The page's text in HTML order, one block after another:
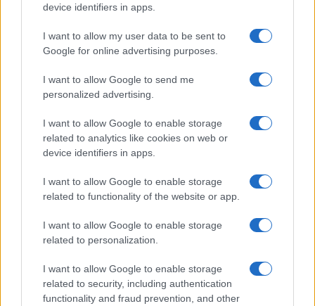
device identifiers in apps.
I want to allow my user data to be sent to
Google for online advertising purposes.
I want to allow Google to send me
personalized advertising.
I want to allow Google to enable storage
related to analytics like cookies on web or
device identifiers in apps.
I want to allow Google to enable storage
related to functionality of the website or app.
I want to allow Google to enable storage
related to personalization.
I want to allow Google to enable storage
related to security, including authentication
functionality and fraud prevention, and other
Számos népszerű Samsung Galaxy készülék kimarad a One
iPhone 18 bemutató dátum - ekkor rántja le a leplet az
Az Android rejtett automatizmusai: hat funkció, amely
észrevétlenül könnyíti meg a mindennapokat
Ez a rejtett Samsung funkció teljesen megváltoztatja a
mobilhasználatot – sokan mégsem tudnak róla
A Galaxy S25 is megkaphatja a Galaxy S26 egyik legjobb
Élőképeken a Dark Cherry színű iPhone 18 Pro Max!
Itt a vég a Galaxy S23 széria számára: a One UI 9 lehet az